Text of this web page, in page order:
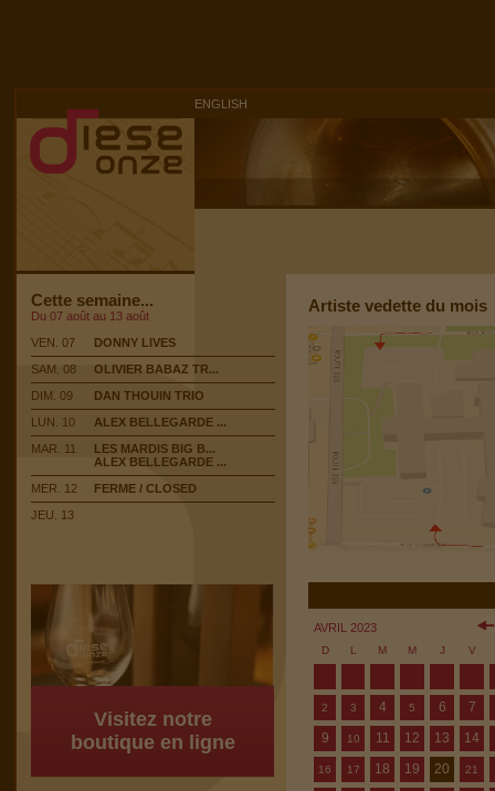
ENGLISH
Cette semaine...
Du 07 août au 13 août
VEN. 07
DONNY LIVES
SAM. 08
OLIVIER BABAZ TR...
DIM. 09
DAN THOUIN TRIO
LUN. 10
ALEX BELLEGARDE ...
MAR. 11
LES MARDIS BIG B...
ALEX BELLEGARDE ...
MER. 12
FERME / CLOSED
JEU. 13
Visitez notre
boutique en ligne
Artiste vedette du mois
AVRIL 2023
D L M M J V
2 3 4 5 6
7
9
10 11 12 13 14
16 17 18 19 20 21